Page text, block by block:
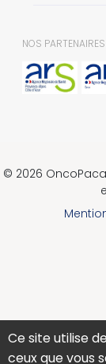
NOS PARTENAIRES
© 2026
Ce site utilise
ceux que vous